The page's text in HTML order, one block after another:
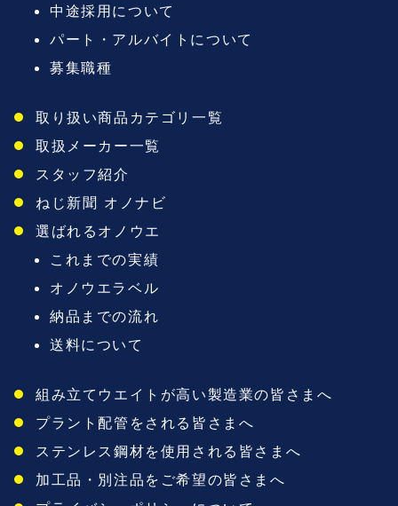
中途採用について
パート・アルバイトについて
募集職種
取り扱い商品カテゴリ一覧
取扱メーカー一覧
スタッフ紹介
ねじ新聞 オノナビ
選ばれるオノウエ
これまでの実績
オノウエラベル
納品までの流れ
送料について
組み立てウエイトが高い製造業の皆さまへ
プラント配管をされる皆さまへ
ステンレス鋼材を使用される皆さまへ
加工品・別注品をご希望の皆さまへ